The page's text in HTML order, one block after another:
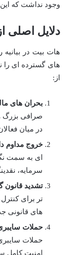
وجود نداشت که
دلایل اصلی
هات بیت در
های گسترده ای را
از:
بحران های
در میان
خروج مداوم
سرمایه،
تشدید قانون
تر برای
های قانونی
حملات
حملات
امنیت کامل